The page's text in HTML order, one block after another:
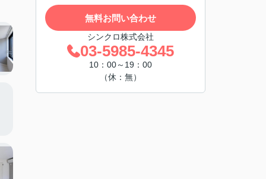
無料お問い合わせ
シンクロ株式会社
03-5985-4345
10：00～19：00
（休：無）